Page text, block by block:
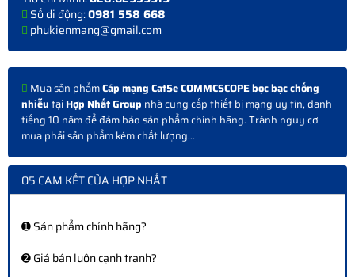
Số di động:0981 558 668
phukienmang@gmail.com
Mua sản phẩmCáp mạng Cat5e COMMCSCOPE bọc bạc chống
nhiễutạiHợp Nhất Group nhà cung cấp thiết bị mạng uy tín, danh
tiếng 10 năm để đảm bảo sản phẩm chính hãng. Tránh nguy cơ
mua phải sản phẩm kém chất lượng...
05 CAM KẾT CỦA HỢP NHẤT
➊ Sản phẩm chính hãng?
➋ Giá bán luôn cạnh tranh?